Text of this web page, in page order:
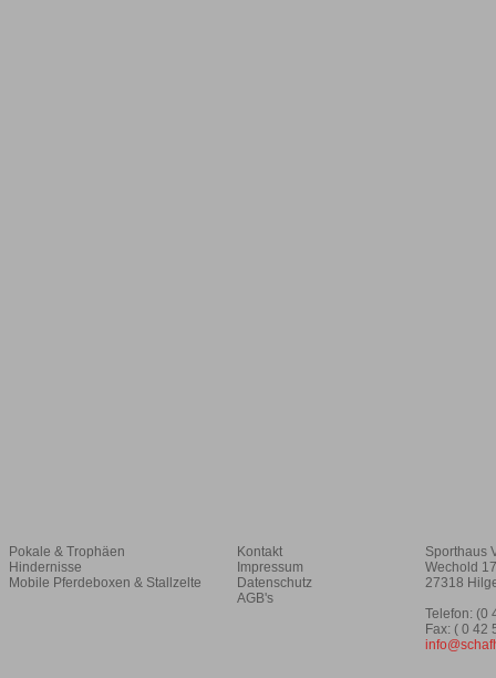
Pokale & Trophäen
Hindernisse
Mobile Pferdeboxen & Stallzelte
Kontakt
Impressum
Datenschutz
AGB's
Sporthaus
Wechold
27318
Telefon: (0
Fax: ( 0 42